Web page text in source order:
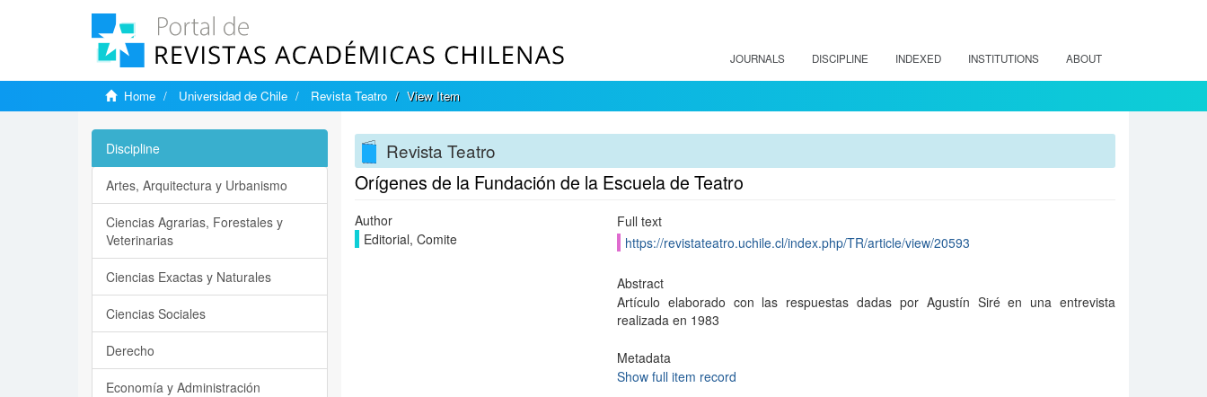
JOURNALS DISCIPLINE INDEXED INSTITUTIONS ABOUT
Home Universidad de Chile Revista Teatro View Item
Revista Teatro
Orígenes de la Fundación de la Escuela de Teatro
Author
Editorial, Comite
Full text
https://revistateatro.uchile.cl/index.php/TR/article/view/20593
Abstract
Artículo elaborado con las respuestas dadas por Agustín Siré en una entrevista
realizada en 1983
Metadata
Show full item record
Discipline
Artes, Arquitectura y Urbanismo
Ciencias Agrarias, Forestales y
Veterinarias
Ciencias Exactas y Naturales
Ciencias Sociales
Derecho
Economía y Administración